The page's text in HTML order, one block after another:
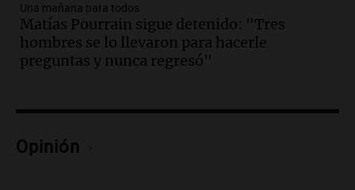
Audio.Murió Jorge Messi
Una mañana para todos
Episodios
contra el tiempo: necesita un trasplante
Una mañana para todos
Una mañana para todos
Matías Pourrain sigue detenido: "Tres
hombres se lo llevaron para hacerle
preguntas y nunca regresó"
Opinión